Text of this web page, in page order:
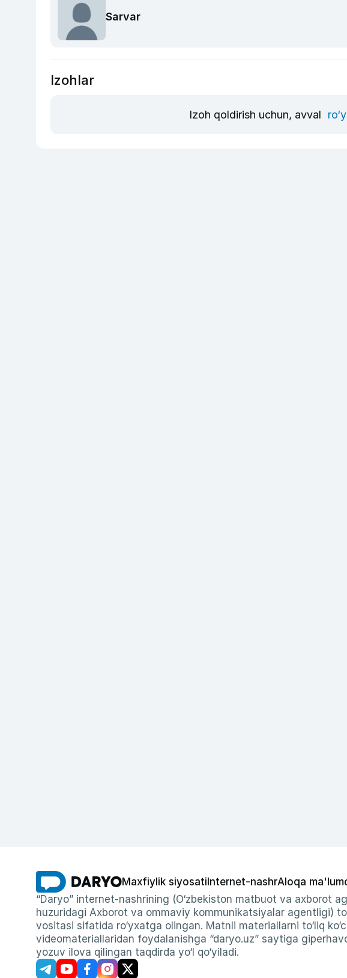
Sarvar
Izohlar
Izoh qoldirish uchun, avval
Maxfiylik siyosati Internet-nashrAloqa
“Daryo” internet-nashrining (O‘zbekiston matbuot va axborot
huzuridagi Axborot va ommaviy kommunikatsiyalar agentligi)
vositasi sifatida ro‘yxatga olingan. Matnli materiallarni to‘liq
videomateriallaridan foydalanishga “daryo.uz” saytiga
yozuv ilova qilingan taqdirda yo‘l qo‘yiladi.